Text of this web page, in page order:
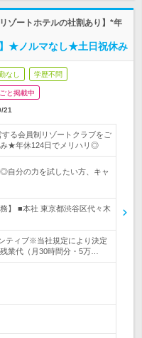
ゾートホテルの社割あり】*年
★ノルマなし★土日祝休み
なし 学歴不問
と掲載中
21
する会員制リゾートクラブをご
★年休124日でメリハリ◎
自分の力を試したい方、キャ
】 ■本社 東京都渋谷区代々木
ティブ※当社規定により決定
業代（月30時間分・5万…